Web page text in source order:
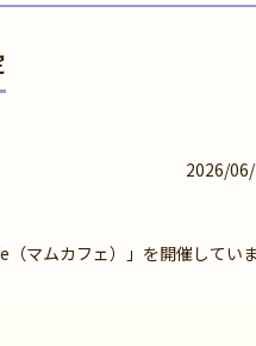
2026/
マムカフェ）」を開催していま